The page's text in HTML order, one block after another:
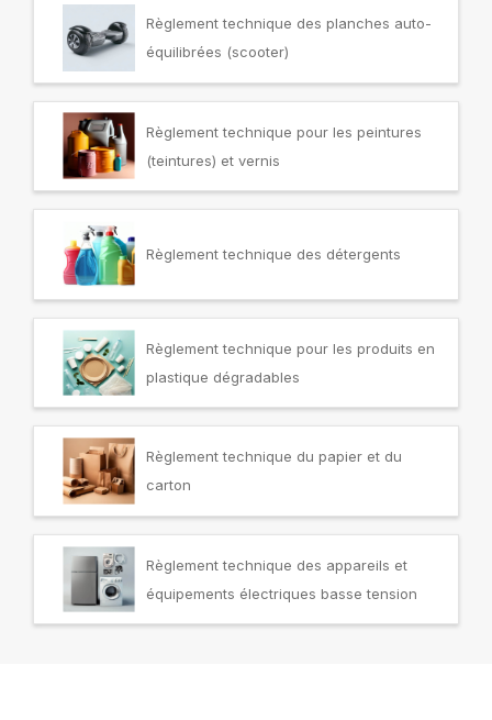
Règlement technique des planches auto-
équilibrées (scooter)
Règlement technique pour les peintures
(teintures) et vernis
Règlement technique des détergents
Règlement technique pour les produits en
plastique dégradables
Règlement technique du papier et du
carton
Règlement technique des appareils et
équipements électriques basse tension